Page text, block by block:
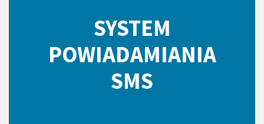
SYSTEM
POWIADAMIANIA
SMS